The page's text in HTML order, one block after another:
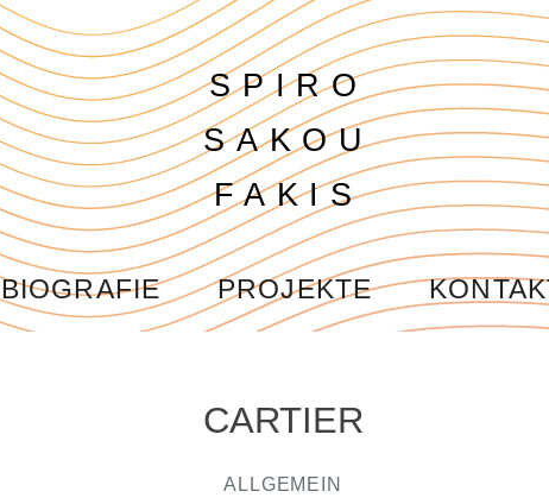
SPIRO
SAKOU
FAKIS
BIOGRAFIE PROJEKTE
CARTIER
ALLGEMEIN